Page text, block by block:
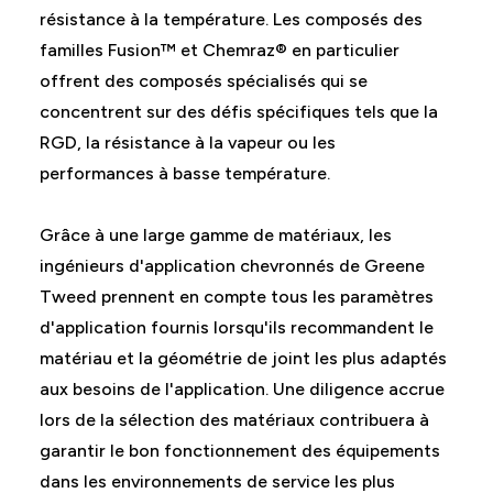
résistance à la température. Les composés des
familles Fusion™ et Chemraz® en particulier
offrent des composés spécialisés qui se
concentrent sur des défis spécifiques tels que la
RGD, la résistance à la vapeur ou les
performances à basse température.
Grâce à une large gamme de matériaux, les
ingénieurs d'application chevronnés de Greene
Tweed prennent en compte tous les paramètres
d'application fournis lorsqu'ils recommandent le
matériau et la géométrie de joint les plus adaptés
aux besoins de l'application. Une diligence accrue
lors de la sélection des matériaux contribuera à
garantir le bon fonctionnement des équipements
dans les environnements de service les plus